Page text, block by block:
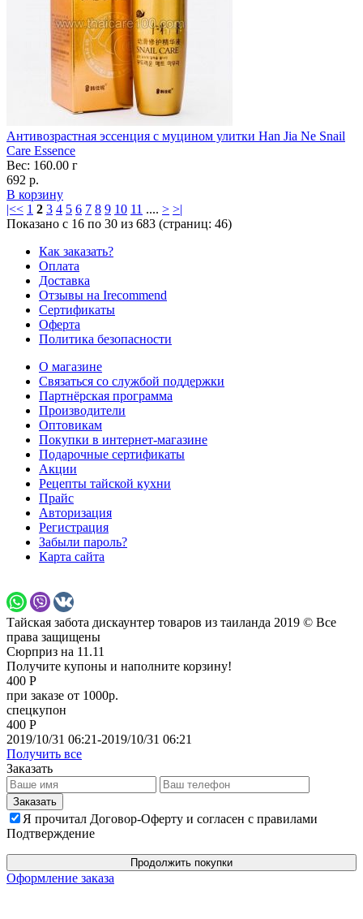
Антивозрастная эссенция с муцином улитки Han Jia Ne Snail
Care Essence
Вес: 160.00 г
692 р.
В корзину
|<< 1 2 3 4 5 6 7 8 9 10 11 .... > >|
Показано с 16 по 30 из 683 (страниц: 46)
Как заказать?
Оплата
Доставка
Отзывы на Irecommend
Сертификаты
Оферта
Политика безопасности
О магазине
Связаться со службой поддержки
Партнёрская программа
Производители
Оптовикам
Покупки в интернет-магазине
Подарочные сертификаты
Акции
Рецепты тайской кухни
Прайс
Авторизация
Регистрация
Забыли пароль?
Карта сайта
Тайская забота дискаунтер товаров из таиланда 2019 © Все
права защищены
Сюрприз на 11.11
Получите купоны и наполните корзину!
400 Р
при заказе от 1000р.
спецкупон
400 Р
2019/10/31 06:21-2019/10/31 06:21
Получить все
Заказать
Я прочитал Договор-Оферту и согласен с правилами
Подтверждение
Продолжить покупки
Оформление заказа